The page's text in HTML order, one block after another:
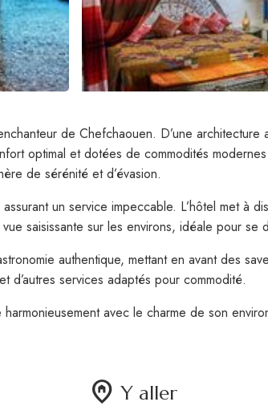
de Chefchaouen. D’une architecture
optimal et dotées de commodités
de sérénité et d’évasion.
un service impeccable. L’hôtel met à
saisissante sur les environs, idéale pour
authentique, mettant en avant des
d’autres services adaptés pour commodité.
avec le charme de son
home_pin Y aller